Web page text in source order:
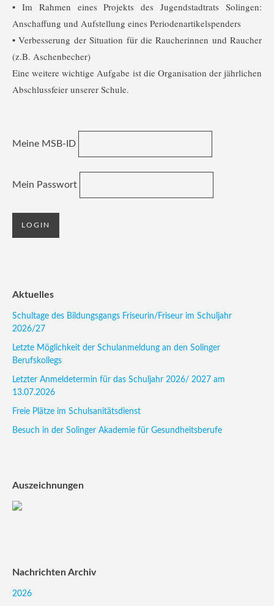
• Im Rahmen eines Projekts des Jugendstadtrats Solingen:
Anschaffung und Aufstellung eines Periodenartikelspenders
• Verbesserung der Situation für die Raucherinnen und Raucher
(z.B. Aschenbecher)
Eine weitere wichtige Aufgabe ist die Organisation der jährlichen
Abschlussfeier unserer Schule.
Meine MSB-ID
Mein Passwort
Aktuelles
Schultage des Bildungsgangs Friseurin/Friseur im Schuljahr
2026/27
Letzte Möglichkeit der Schulanmeldung an den Solinger
Berufskollegs
Letzter Anmeldetermin für das Schuljahr 2026/ 2027 am
13.07.2026
Freie Plätze im Schulsanitätsdienst
Besuch in der Solinger Akademie für Gesundheitsberufe
Auszeichnungen
Nachrichten Archiv
2026